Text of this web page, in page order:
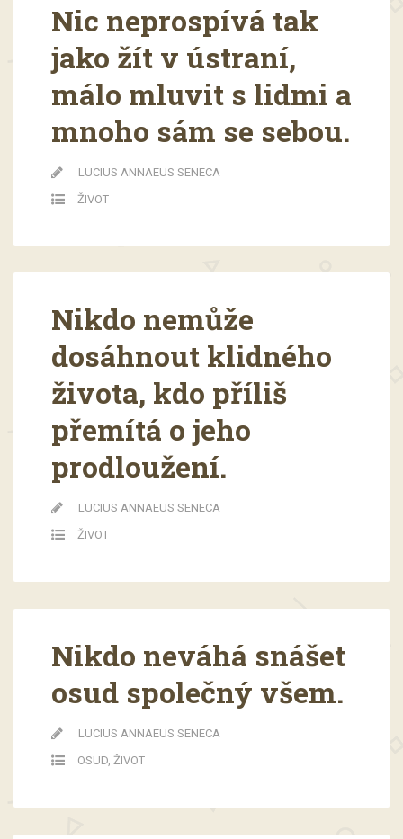
Nic neprospívá tak
jako žít v ústraní,
málo mluvit s lidmi a
mnoho sám se sebou.
LUCIUS ANNAEUS SENECA
ŽIVOT
Nikdo nemůže
dosáhnout klidného
života, kdo příliš
přemítá o jeho
prodloužení.
LUCIUS ANNAEUS SENECA
ŽIVOT
Nikdo neváhá snášet
osud společný všem.
LUCIUS ANNAEUS SENECA
OSUD, ŽIVOT